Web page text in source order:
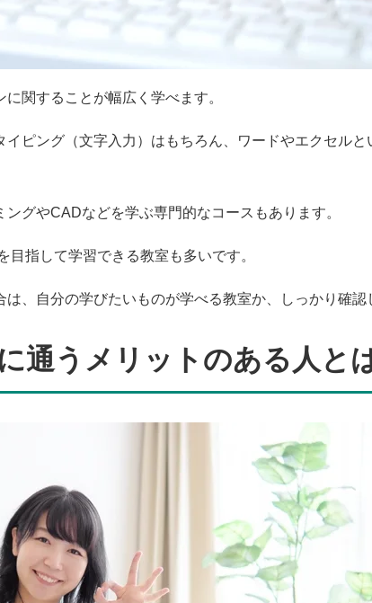
関することが幅広く学べます。
イピング（文字入力）はもちろん、ワードやエクセル
グやCADなどを学ぶ専門的なコースもあります。
目指して学習できる教室も多いです。
、自分の学びたいものが学べる教室か、しっかり確認
通うメリットのある人と